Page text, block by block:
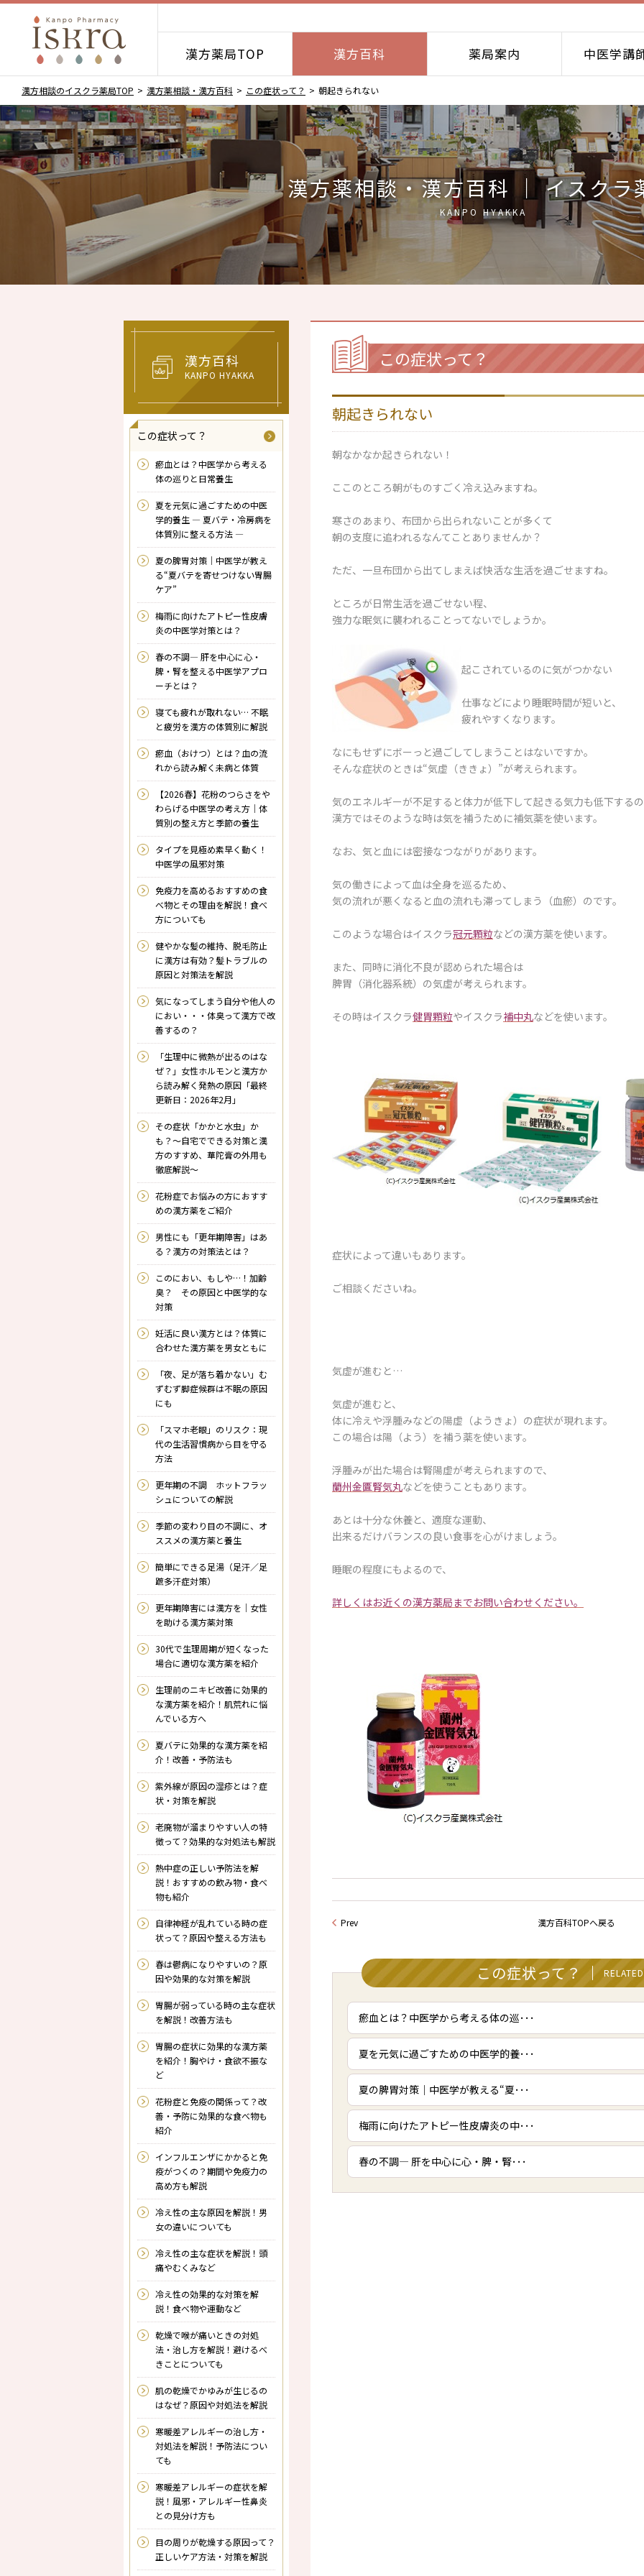
漢方薬局TOP 漢方百科 薬局案内 中医学講
漢方相談のイスクラ薬局TOP 漢方薬相談・漢方百科 この症状って？ 朝起きられない
漢方薬相談・漢方百科 ｜ イスクラ
KANPO HYAKKA
この症状って？
朝起きられない
朝なかなか起きられない！
ここのところ朝がものすごく冷え込みますね。
寒さのあまり、布団から出られないことが多くて
朝の支度に追われるなんてことありませんか？
ただ、一旦布団から出てしまえば快活な生活を過ごせますね。
ところが日常生活を過ごせない程、
強力な眠気に襲われることってないでしょうか。
起こされているのに気がつかない
仕事などにより睡眠時間が短いと、
疲れやすくなります。
なにもせずにボーっと過ごしてしまうことはないですか。
そんな症状のときは“気虚（ききょ）”が考えられます。
気のエネルギーが不足すると体力が低下して起きる気力も低下する
漢方ではそのような時は気を補うために補気薬を使います。
なお、気と血には密接なつながりがあります。
気の働きによって血は全身を巡るため、
気の流れが悪くなると血の流れも滞ってしまう（血瘀）のです。
このような場合はイスクラ冠元顆粒などの漢方薬を使います。
また、同時に消化不良が認められた場合は
脾胃（消化器系統）の気虚が考えられます。
その時はイスクラ健胃顆粒やイスクラ補中丸などを使います。
症状によって違いもあります。
ご相談くださいね。
気虚が進むと…
気虚が進むと、
体に冷えや浮腫みなどの陽虚（ようきょ）の症状が現れます。
この場合は陽（よう）を補う薬を使います。
浮腫みが出た場合は腎陽虚が考えられますので、
蘭州金匱腎気丸などを使うこともあります。
あとは十分な休養と、適度な運動、
出来るだけバランスの良い食事を心がけましょう。
睡眠の程度にもよるので、
詳しくはお近くの漢方薬局までお問い合わせください。
Prev 漢方百科TOPへ戻る
この症状って？
瘀血とは？中医学から考える体の巡･･･
夏を元気に過ごすための中医学的養･･･
夏の脾胃対策｜中医学が教える“夏･･･
梅雨に向けたアトピー性皮膚炎の中･･･
春の不調― 肝を中心に心・脾・腎･･･
漢方百科
KANPO HYAKKA
この症状って？
瘀血とは？中医学から考える
体の巡りと日常養生
夏を元気に過ごすための中医
学的養生 ― 夏バテ・冷房病を
体質別に整える方法 ―
夏の脾胃対策｜中医学が教え
る“夏バテを寄せつけない胃腸
ケア”
梅雨に向けたアトピー性皮膚
炎の中医学対策とは？
春の不調― 肝を中心に心・
脾・腎を整える中医学アプロ
ーチとは？
寝ても疲れが取れない… 不眠
と疲労を漢方の体質別に解説
瘀血（おけつ）とは？――血の流
れから読み解く未病と体質
【2026春】花粉のつらさをや
わらげる中医学の考え方｜体
質別の整え方と季節の養生
タイプを見極め素早く動く！
中医学の風邪対策
免疫力を高めるおすすめの食
べ物とその理由を解説！食べ
方についても
健やかな髪の維持、脱毛防止
に漢方は有効？髪トラブルの
原因と対策法を解説
気になってしまう自分や他人の
におい・・・体臭って漢方で改
善するの？
「生理中に微熱が出るのはな
ぜ？」女性ホルモンと漢方か
ら読み解く発熱の原因「最終
更新日：2026年2月」
その症状「かかと水虫」か
も？～自宅でできる対策と漢
方のすすめ、華陀膏の外用も
徹底解説～
花粉症でお悩みの方におすす
めの漢方薬をご紹介
男性にも「更年期障害」はあ
る？漢方の対策法とは？
このにおい、もしや…！加齢
臭？ その原因と中医学的な
対策
妊活に良い漢方とは？体質に
合わせた漢方薬を男女ともに
「夜、足が落ち着かない」む
ずむず脚症候群は不眠の原因
にも
「スマホ老眼」のリスク：現
代の生活習慣病から目を守る
方法
更年期の不調 ホットフラッ
シュについての解説
季節の変わり目の不調に、オ
ススメの漢方薬と養生
簡単にできる足湯（足汗／足
蹠多汗症対策）
更年期障害には漢方を｜女性
を助ける漢方薬対策
30代で生理周期が短くなった
場合に適切な漢方薬を紹介
生理前のニキビ改善に効果的
な漢方薬を紹介！肌荒れに悩
んでいる方へ
夏バテに効果的な漢方薬を紹
介！改善・予防法も
紫外線が原因の湿疹とは？症
状・対策を解説
老廃物が溜まりやすい人の特
徴って？効果的な対処法も解説
熱中症の正しい予防法を解
説！おすすめの飲み物・食べ
物も紹介
自律神経が乱れている時の症
状って？原因や整える方法も
春は鬱病になりやすいの？原
因や効果的な対策を解説
胃腸が弱っている時の主な症状
を解説！改善方法も
胃腸の症状に効果的な漢方薬
を紹介！胸やけ・食欲不振な
ど
花粉症と免疫の関係って？改
善・予防に効果的な食べ物も
紹介
インフルエンザにかかると免
疫がつくの？期間や免疫力の
高め方も解説
冷え性の主な原因を解説！男
女の違いについても
冷え性の主な症状を解説！頭
痛やむくみなど
冷え性の効果的な対策を解
説！食べ物や運動など
乾燥で喉が痛いときの対処
法・治し方を解説！避けるべ
きことについても
肌の乾燥でかゆみが生じるの
はなぜ？原因や対処法を解説
寒暖差アレルギーの治し方・
対処法を解説！予防法につい
ても
寒暖差アレルギーの症状を解
説！風邪・アレルギー性鼻炎
との見分け方も
目の周りが乾燥する原因って？
正しいケア方法・対策を解説